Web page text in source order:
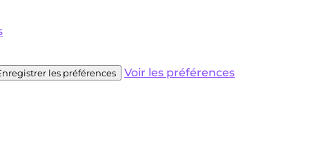
les préférences
Voir les préférences